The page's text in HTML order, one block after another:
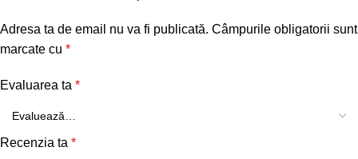
Adresa ta de email nu va fi publicată. Câmpurile obligatorii sunt
marcate cu *
Evaluarea ta *
Recenzia ta *